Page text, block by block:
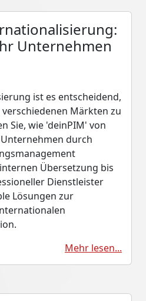
Unternehmen
ist es entscheidend,
Märkten zu
Sie, wie 'deinPIM' von
durch
Übersetzung bis
Dienstleister
Lösungen zur
Mehr lesen...